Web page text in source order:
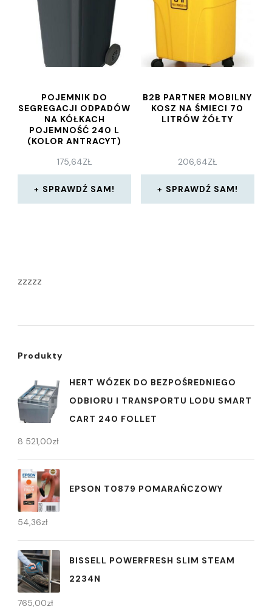
POJEMNIK DO
SEGREGACJI ODPADÓW
NA KÓŁKACH
POJEMNOŚĆ 240 L
(KOLOR ANTRACYT)
175,64ZŁ
SPRAWDŹ SAM!
B2B PARTNER MOBILNY
KOSZ NA ŚMIECI 70
LITRÓW ŻÓŁTY
206,64ZŁ
SPRAWDŹ SAM!
zzzzz
Produkty
HERT WÓZEK DO BEZPOŚREDNIEGO
ODBIORU I TRANSPORTU LODU SMART
CART 240 FOLLET
8 521,00zł
EPSON T0879 POMARAŃCZOWY
54,36zł
BISSELL POWERFRESH SLIM STEAM
2234N
765,00zł